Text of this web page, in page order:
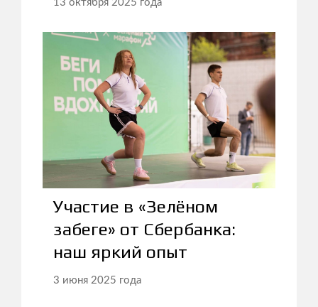
13 октября 2025 года
Участие в «Зелёном
забеге» от Сбербанка:
наш яркий опыт
3 июня 2025 года